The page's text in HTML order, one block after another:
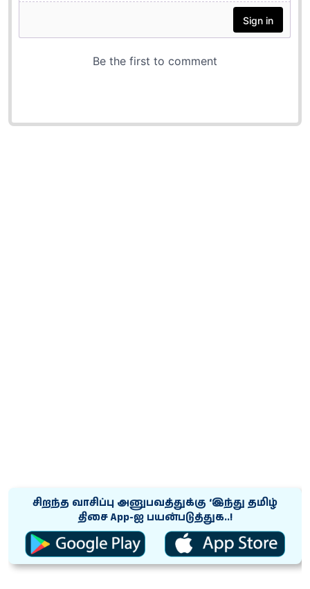
சிறந்த வாசிப்பு அனுபவத்துக்கு ‘இந்து தமிழ்
திசை App-ஐ பயன்படுத்துக..!